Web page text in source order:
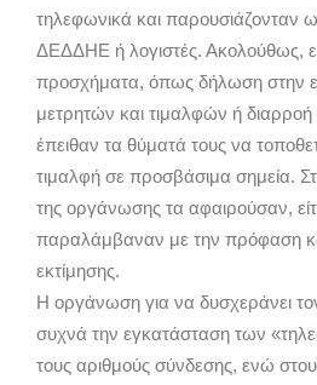
τηλεφωνικά και παρουσιάζονταν
ΔΕΔΔΗΕ ή λογιστές. Ακολούθως,
προσχήματα, όπως δήλωση στην
μετρητών και τιμαλφών ή διαρροή
έπειθαν τα θύματά τους να
τιμαλφή σε προσβάσιμα σημεία.
της οργάνωσης τα αφαιρούσαν, είτε
παραλάμβαναν με την πρόφαση
εκτίμησης.
Η οργάνωση για να δυσχεράνει
συχνά την εγκατάσταση των
τους αριθμούς σύνδεσης, ενώ